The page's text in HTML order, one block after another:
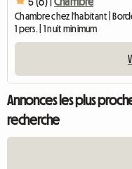
Chambre chez l'habitant |
1 pers. | 1 nuit minimum
Annonces les plus
recherche